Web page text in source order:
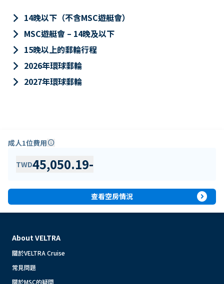
keyboard_arrow_right 14晚以下（不含MSC遊艇會）
keyboard_arrow_right MSC遊艇會 – 14晚及以下
keyboard_arrow_right 15晚以上的郵輪行程
keyboard_arrow_right 2026年環球郵輪
keyboard_arrow_right 2027年環球郵輪
成人1位費用info
TWD45,050.19-
查看空房情況 expand_circle_right
About VELTRA
關於VELTRA Cruise
常見問題
關於MSC的疑問